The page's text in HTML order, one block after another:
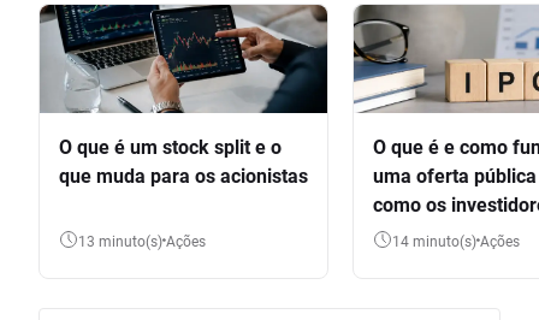
O que é um stock split e o
que muda para os acionistas
13 minuto(s) Ações
O que é e como
uma oferta
como os
participar
14 minuto(s) Ações